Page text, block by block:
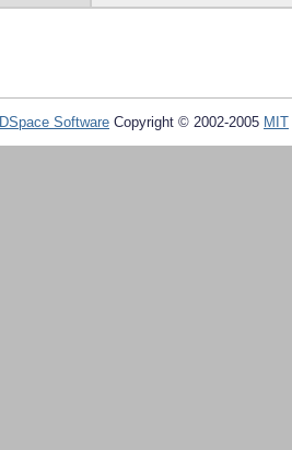
DSpace Software Copyright © 2002-2005 MIT